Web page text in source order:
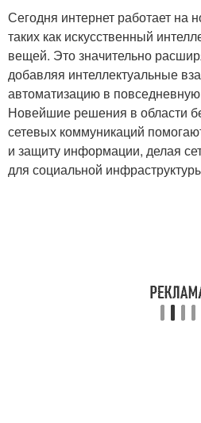
Сегодня интернет работает на
таких как искусственный
вещей. Это значительно
добавляя интеллектуальные
автоматизацию в повседневную
Новейшие решения в области
сетевых коммуникаций
и защиту информации, делая
для социальной